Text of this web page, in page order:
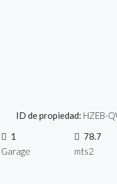
ID de propiedad: HZEB-
1
Garage
78.7
mts2